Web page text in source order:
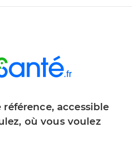
référence, accessible
où vous voulez